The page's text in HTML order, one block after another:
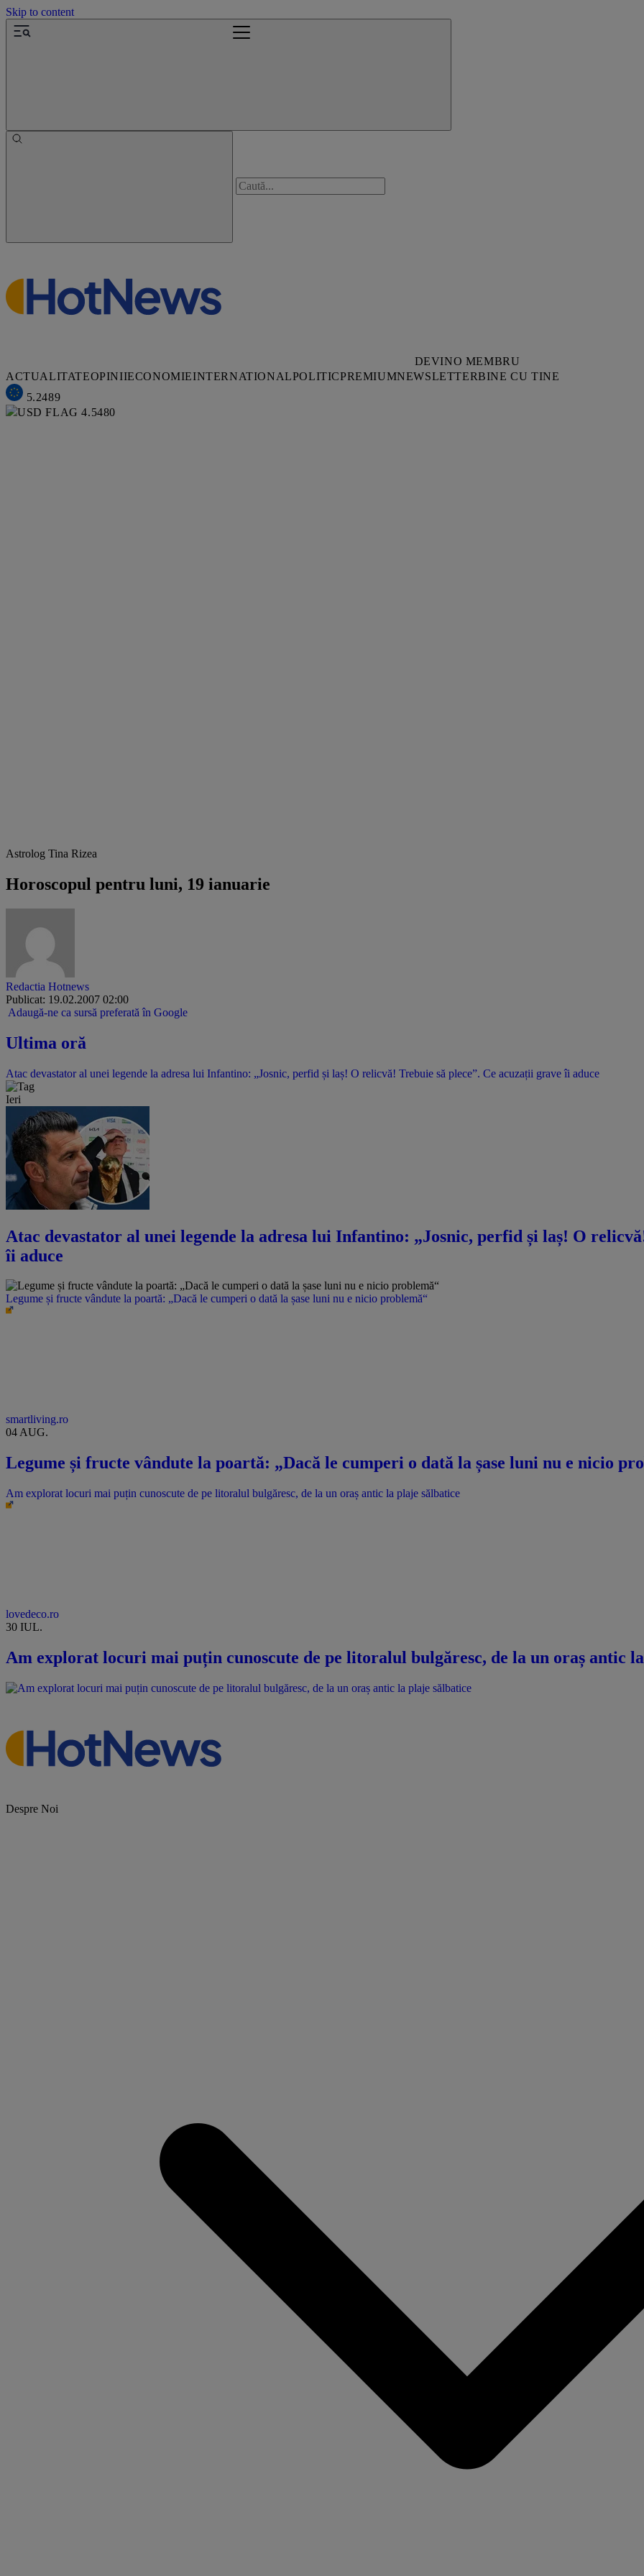
Skip to content
DEVINO MEMBRU
ACTUALITATEOPINIIECONOMIEINTERNATIONALPOLITICPREMIUMNEWSLETTERBINE CU TINE
5.2489
4.5480
Astrolog Tina Rizea
Horoscopul pentru luni, 19 ianuarie
Redactia Hotnews
Publicat: 19.02.2007 02:00
Adaugă-ne ca sursă preferată în Google
Ultima oră
Atac devastator al unei legende la adresa lui Infantino: „Josnic, perfid și laș! O relicvă! Trebuie să plece”. Ce acuzații grave îi aduce
Ieri
Atac devastator al unei legende la adresa lui Infantino: „Josnic, perfid și laș! O
îi aduce
Legume și fructe vândute la poartă: „Dacă le cumperi o dată la șase luni nu e nicio problemă“
smartliving.ro
04 AUG.
Legume și fructe vândute la poartă: „Dacă le cumperi o dată la șase luni nu e nicio
Am explorat locuri mai puțin cunoscute de pe litoralul bulgăresc, de la un oraș antic la plaje sălbatice
lovedeco.ro
30 IUL.
Am explorat locuri mai puțin cunoscute de pe litoralul bulgăresc, de la un oraș antic
Despre Noi